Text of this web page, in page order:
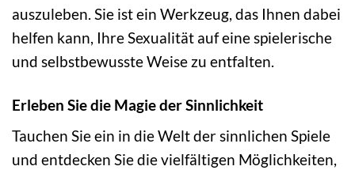
auszuleben. Sie ist ein Werkzeug, das Ihnen dabei
helfen kann, Ihre Sexualität auf eine spielerische
und selbstbewusste Weise zu entfalten.
Erleben Sie die Magie der Sinnlichkeit
Tauchen Sie ein in die Welt der sinnlichen Spiele
und entdecken Sie die vielfältigen Möglichkeiten,